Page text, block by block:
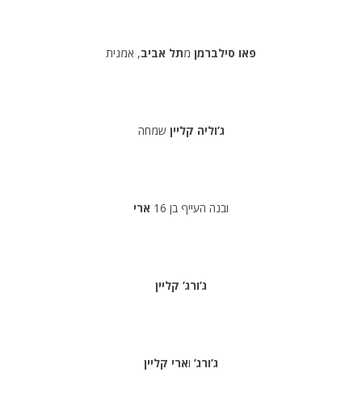
פאו סילברמן מתל אביב, אמנית
ג’וליה קליין שמחה
ובנה העייף בן 16 ארי
ג’ורג’ קליין
ג’ורג’ וארי קליין